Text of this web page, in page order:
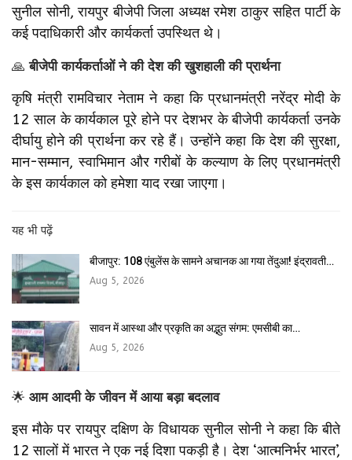
सुनील सोनी, रायपुर बीजेपी जिला अध्यक्ष रमेश ठाकुर सहित पार्टी के
कई पदाधिकारी और कार्यकर्ता उपस्थित थे।
🙏बीजेपी कार्यकर्ताओं ने की देश की खुशहाली की प्रार्थना
कृषि मंत्री रामविचार नेताम ने कहा कि प्रधानमंत्री नरेंद्र मोदी के
12 साल के कार्यकाल पूरे होने पर देशभर के बीजेपी कार्यकर्ता उनके
दीर्घायु होने की प्रार्थना कर रहे हैं। उन्होंने कहा कि देश की सुरक्षा,
मान-सम्मान, स्वाभिमान और गरीबों के कल्याण के लिए प्रधानमंत्री
के इस कार्यकाल को हमेशा याद रखा जाएगा।
यह भी पढ़ें
बीजापुर: 108 एंबुलेंस के सामने अचानक आ गया तेंदुआ! इंद्रावती…
Aug 5, 2026
सावन में आस्था और प्रकृति का अद्भुत संगम: एमसीबी का…
Aug 5, 2026
🌟 आम आदमी के जीवन में आया बड़ा बदलाव
इस मौके पर रायपुर दक्षिण के विधायक सुनील सोनी ने कहा कि बीते
12 सालों में भारत ने एक नई दिशा पकड़ी है। देश ‘आत्मनिर्भर भारत’,